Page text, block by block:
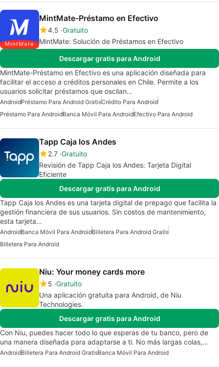
MintMate-Préstamo en Efectivo
4.5 Gratuito
MintMate: Solución de Préstamos en Efectivo
Descargar gratis para Android
MintMate-Préstamo en Efectivo es una aplicación diseñada para
facilitar el acceso a créditos personales en Chile. Permite a los
usuarios solicitar préstamos que oscilan…
AndroidPréstamo Para Android GratisCrédito Para Android
Préstamo Para AndroidBanca Móvil Para AndroidEfectivo Para Android
Tapp Caja los Andes
2.7 Gratuito
Revisión de Tapp Caja los Andes: Tarjeta Digital
Eficiente
Descargar gratis para Android
Tapp Caja los Andes es una tarjeta digital de prepago que facilita la
gestión financiera de sus usuarios. Sin costos de mantenimiento,
esta tarjeta…
AndroidBanca Móvil Para AndroidBilletera Para Android Gratis
Billetera Para Android
Niu: Your money cards more
5 Gratuito
Una aplicación gratuita para Android, de Niu
Technologies.
Descargar gratis para Android
Con Niu, puedes hacer todo lo que esperas de tu banco, pero de
una manera diseñada para adaptarse a ti. No más largas colas,…
AndroidBilletera Para Android GratisBanca Móvil Para Android